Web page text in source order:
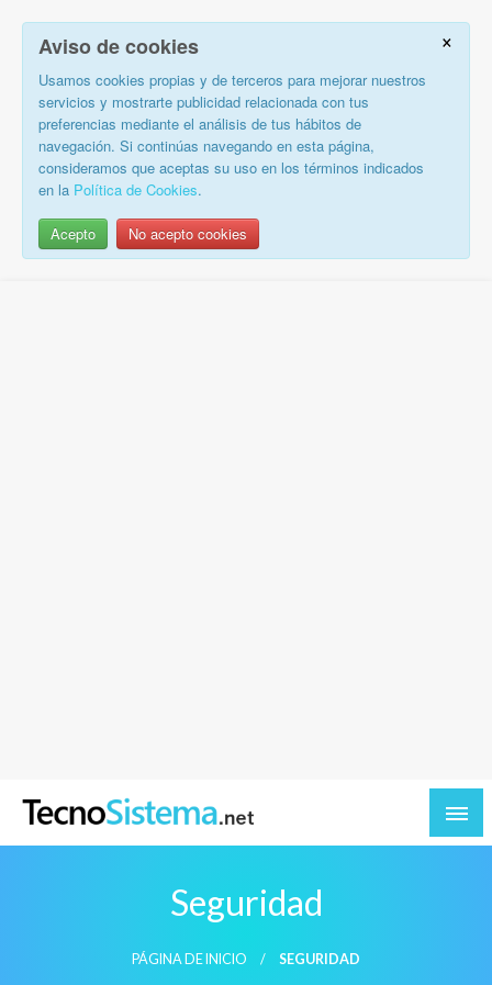
×
Aviso de cookies
Usamos cookies propias y de terceros para mejorar nuestros
servicios y mostrarte publicidad relacionada con tus
preferencias mediante el análisis de tus hábitos de
navegación. Si continúas navegando en esta página,
consideramos que aceptas su uso en los términos indicados
en la Política de Cookies.
Acepto No acepto cookies
TecnoSistema.net – Software y tecnologia
Seguridad
PÁGINA DE INICIO SEGURIDAD